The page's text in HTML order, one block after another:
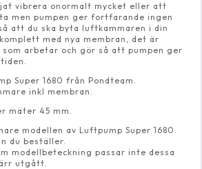
vibrera onormalt mycket eller att
men pumpen ger fortfarande ingen
att du ska byta luftkammaren i din
med nya membran, det är
som arbetar och gör så att pumpen ger
Super 1680 från Pondteam.
inkl membran.
mäter 45 mm.
modellen av Luftpump Super 1680.
du beställer.
modellbeteckning passar inte dessa
utgått.